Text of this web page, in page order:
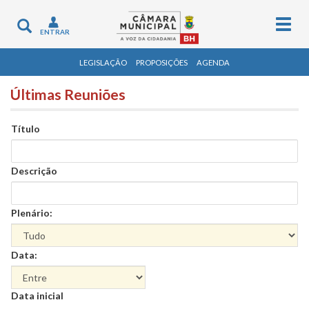
Toggle
navigation
ENTRAR
LEGISLAÇÃO PROPOSIÇÕES AGENDA
Últimas Reuniões
Título
Descrição
Plenário:
Data:
Data
Data inicial